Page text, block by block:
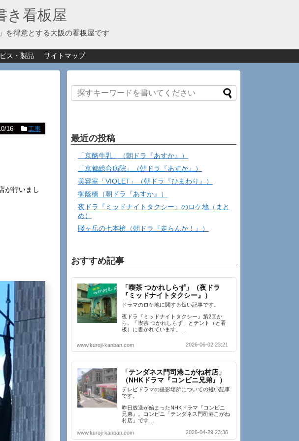
き看板屋
を得意とする大阪の看板屋です
ス・製品 サイトマップ
16 工事
が行いまし
最近の投稿
「京酪牛乳」（朝ドラ『あすか』）
「京都総合病院」（朝ドラ『あすか』）
美容室「VIOLET」（朝ドラ『ひまわり』）
御蔭橋（朝ドラ『あすか』）
夜ドラ『ミッドナイトタクシー』のロケ地（まと
め）
賤ヶ岳の七本槍（朝ドラ『走らんか！』）
おすすめ記事
「喫茶 つかれしらず」（夜ドラ
『ミッドナイトタクシー』）
ドラマのロケ地に関する短い記事です。
夜ドラ『ミッドナイトタクシー』第2回か
ら。「喫茶 つかれしらず」とテント（と看
板）に書かれています。…
www.kuroji-kanban.com 2026-06-02 23:21
「テンダネス門司港こがね村店」
（NHKドラマ『コンビニ兄弟』）
テレビドラマの撮影場所についての短い記事
です。
昨日放送が始まったNHKドラマ『コンビニ
兄弟』。コンビニ「テンダネス門司港こがね
村店」です…
www.kuroji-kanban.com 2026-04-29 23:36